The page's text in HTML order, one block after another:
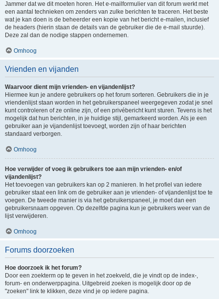
Jammer dat we dit moeten horen. Het e-mailformulier van dit forum werkt met
een aantal technieken om zenders van zulke berichten te traceren. Het beste
wat je kan doen is de beheerder een kopie van het bericht e-mailen, inclusief
de headers (hierin staan de details van de gebruiker die de e-mail stuurde).
Deze zal dan de nodige stappen ondernemen.
Omhoog
Vrienden en vijanden
Waarvoor dient mijn vrienden- en vijandenlijst?
Hiermee kun je andere gebruikers op het forum sorteren. Gebruikers die in je
vriendenlijst staan worden in het gebruikerspaneel weergegeven zodat je snel
kunt controleren of ze online zijn, of een privébericht kunt sturen. Tevens is het
mogelijk dat hun berichten, in je huidige stijl, gemarkeerd worden. Als je een
gebruiker aan je vijandenlijst toevoegt, worden zijn of haar berichten
standaard verborgen.
Omhoog
Hoe verwijder of voeg ik gebruikers toe aan mijn vrienden- en/of
vijandenlijst?
Het toevoegen van gebruikers kan op 2 manieren. In het profiel van iedere
gebruiker staat een link om de gebruiker aan je vrienden- of vijandenlijst toe te
voegen. De tweede manier is via het gebruikerspaneel, je moet dan een
gebruikersnaam opgeven. Op dezelfde pagina kun je gebruikers weer van de
lijst verwijderen.
Omhoog
Forums doorzoeken
Hoe doorzoek ik het forum?
Door een zoekterm op te geven in het zoekveld, die je vindt op de index-,
forum- en onderwerppagina. Uitgebreid zoeken is mogelijk door op de
"zoeken" link te klikken, deze vind je op iedere pagina.